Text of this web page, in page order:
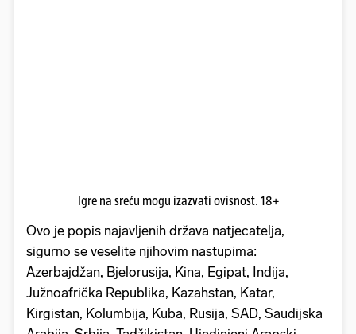
Igre na sreću mogu izazvati ovisnost. 18+
Ovo je popis najavljenih država natjecatelja,
sigurno se veselite njihovim nastupima:
Azerbajdžan, Bjelorusija, Kina, Egipat, Indija,
Južnoafrička Republika, Kazahstan, Katar,
Kirgistan, Kolumbija, Kuba, Rusija, SAD, Saudijska